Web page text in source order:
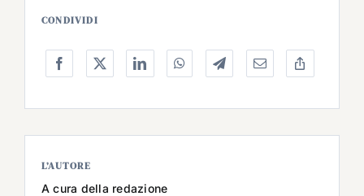
CONDIVIDI
L’AUTORE
A cura della redazione